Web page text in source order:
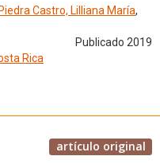
Piedra Castro, Lilliana María,
Publicado 2019
Rica
artículo original